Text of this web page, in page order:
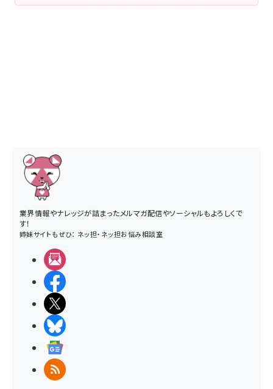
業界情報やナレッジが詰まったメルマガ配信やソーシャルもよろしくで
す！
姉妹サイトもぜひ： ネッ担・ ネッ担お悩み相談室
RSS